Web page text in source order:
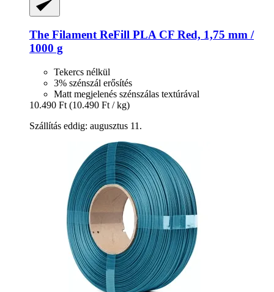
The Filament ReFill PLA CF Red, 1,75 mm /
1000 g
Tekercs nélkül
3% szénszál erősítés
Matt megjelenés szénszálas textúrával
10.490 Ft (10.490 Ft / kg)
Szállítás eddig: augusztus 11.